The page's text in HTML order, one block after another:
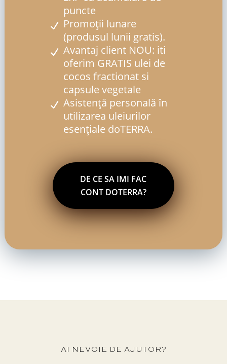
puncte
Promoții lunare
(produsul lunii gratis).
Avantaj client NOU: iti
oferim GRATIS ulei de
cocos fractionat si
capsule vegetale
Asistență personală în
utilizarea uleiurilor
esențiale doTERRA.
DE CE SA IMI FAC
CONT DOTERRA?
AI NEVOIE DE AJUTOR?